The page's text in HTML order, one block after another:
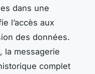
dans une
l’accès aux
des données.
la messagerie
complet